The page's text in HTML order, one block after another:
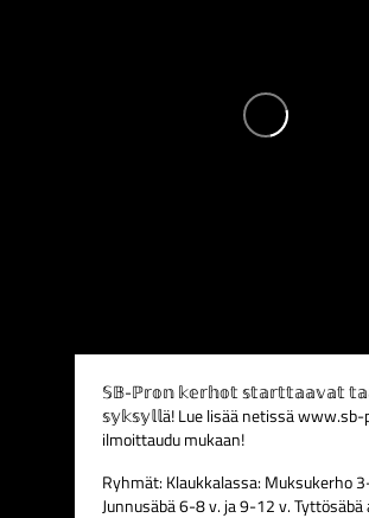
𝕊𝔹-ℙ𝕣𝕠𝕟 𝕜𝕖𝕣𝕙𝕠𝕥 𝕤𝕥𝕒𝕣𝕥𝕥𝕒𝕒𝕧𝕒𝕥
𝕤𝕪𝕜𝕤𝕪𝕝𝕝ä! Lue lisää netissä www.sb-
ilmoittaudu mukaan!
Ryhmät: Klaukkalassa: Muksukerho
Junnusäbä 6-8 v. ja 9-12 v.Tyttösäbä